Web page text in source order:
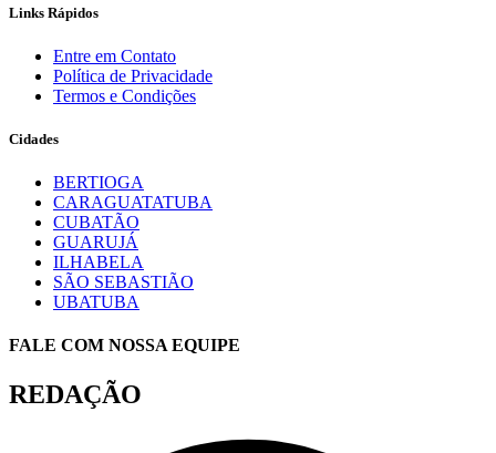
Links Rápidos
Entre em Contato
Política de Privacidade
Termos e Condições
Cidades
BERTIOGA
CARAGUATATUBA
CUBATÃO
GUARUJÁ
ILHABELA
SÃO SEBASTIÃO
UBATUBA
FALE COM NOSSA EQUIPE
REDAÇÃO